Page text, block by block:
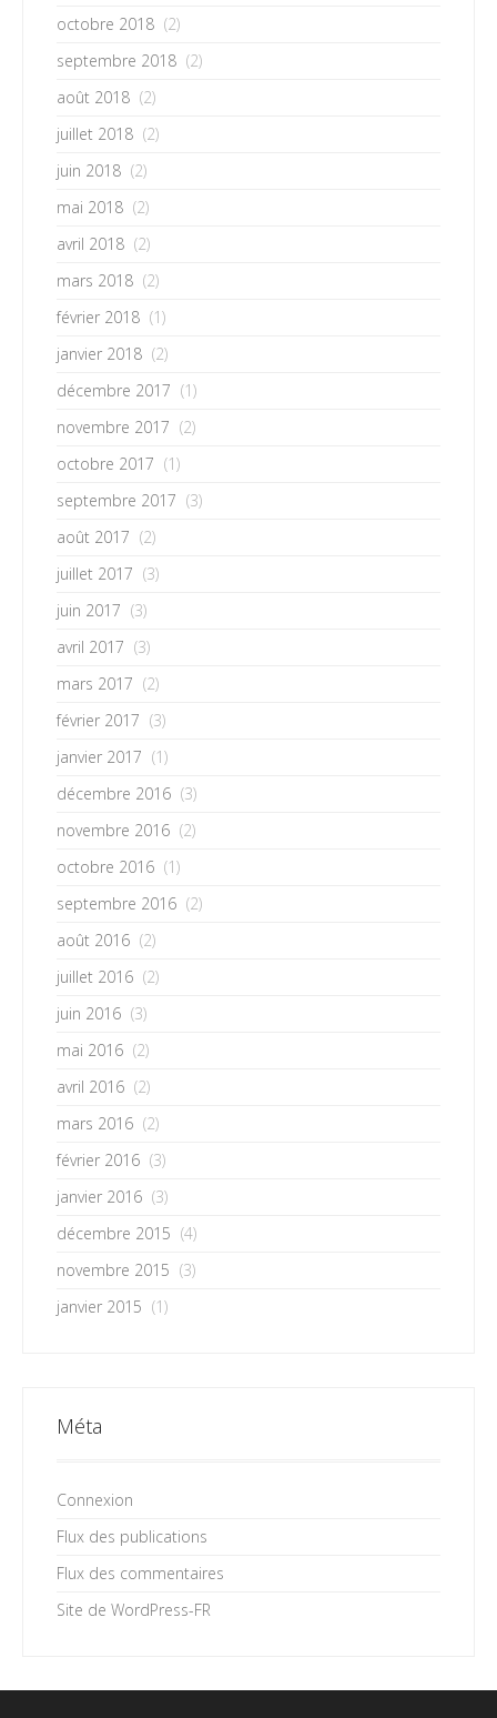
octobre 2018 (2)
septembre 2018 (2)
août 2018 (2)
juillet 2018 (2)
juin 2018 (2)
mai 2018 (2)
avril 2018 (2)
mars 2018 (2)
février 2018 (1)
janvier 2018 (2)
décembre 2017 (1)
novembre 2017 (2)
octobre 2017 (1)
septembre 2017 (3)
août 2017 (2)
juillet 2017 (3)
juin 2017 (3)
avril 2017 (3)
mars 2017 (2)
février 2017 (3)
janvier 2017 (1)
décembre 2016 (3)
novembre 2016 (2)
octobre 2016 (1)
septembre 2016 (2)
août 2016 (2)
juillet 2016 (2)
juin 2016 (3)
mai 2016 (2)
avril 2016 (2)
mars 2016 (2)
février 2016 (3)
janvier 2016 (3)
décembre 2015 (4)
novembre 2015 (3)
janvier 2015 (1)
Méta
Connexion
Flux des publications
Flux des commentaires
Site de WordPress-FR